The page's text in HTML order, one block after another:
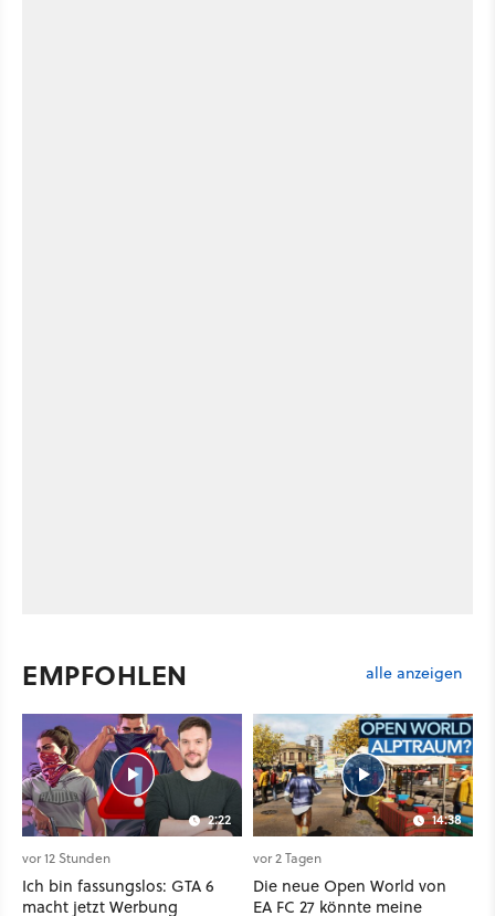
EMPFOHLEN alle anzeigen
2:22
vor 12 Stunden
Ich bin fassungslos: GTA 6
macht jetzt Werbung
14:38
vor 2 Tagen
Die neue Open World von
EA FC 27 könnte meine